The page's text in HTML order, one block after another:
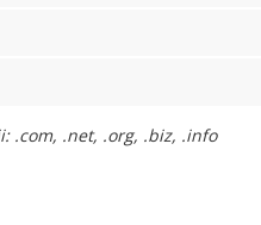
.com, .net, .org, .biz, .info